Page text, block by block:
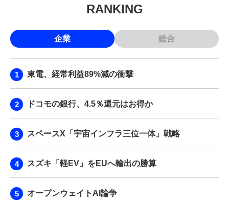
RANKING
企業 総合
東電、経常利益89%減の衝撃
ドコモの銀行、4.5％還元はお得か
スペースX「宇宙インフラ三位一体」戦略
スズキ「軽EV」をEUへ輸出の勝算
オープンウェイトAI論争